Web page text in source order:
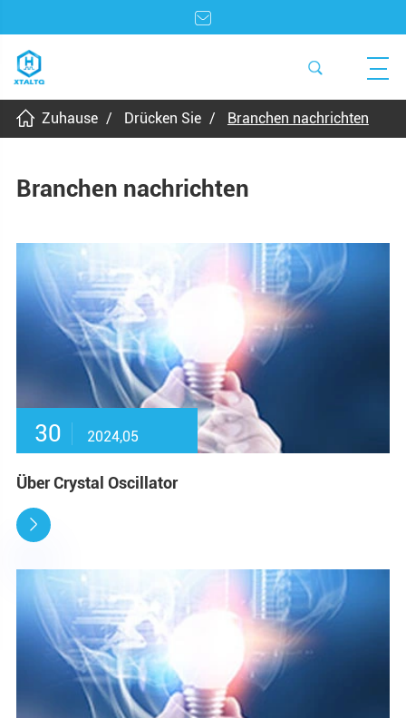
Zuhause Drücken Sie Branchen nachrichten
Branchen nachrichten
30 2024,05
Über Crystal Oscillator
